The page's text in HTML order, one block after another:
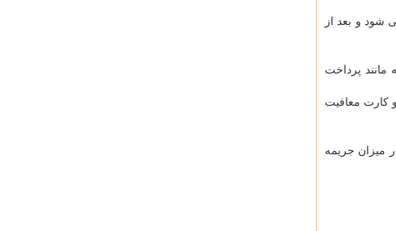
شود و بعد از
پرداخت
کارت معافیت
میزان جریمه